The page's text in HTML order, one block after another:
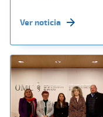
Ver noticia